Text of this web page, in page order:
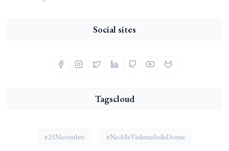
Social sites
Tagscloud
#25Novembre #NoAllaViolenzaSulleDonne